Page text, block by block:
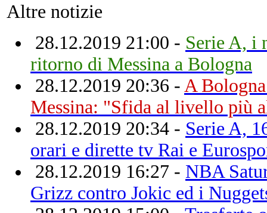
Altre notizie
28.12.2019 21:00 - Serie A, i
ritorno di Messina a Bologna
28.12.2019 20:36 - A
Messina: "Sfida al livello più
28.12.2019 20:34 - Serie A,
orari e dirette tv Rai e
28.12.2019 16:27 - NBA
Grizz contro Jokic ed i